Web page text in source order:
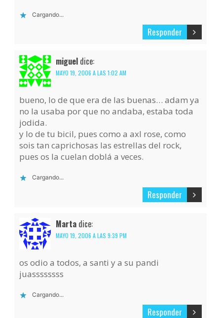
Cargando...
Responder
miguel dice:
MAYO 19, 2006 A LAS 1:02 AM
bueno, lo de que era de las buenas… adam ya
no la usaba por que no andaba, estaba toda
jodida.
y lo de tu bicil, pues como a axl rose, como
sois tan caprichosas las estrellas del rock,
pues os la cuelan doblá a veces.
Cargando...
Responder
Marta dice:
MAYO 19, 2006 A LAS 9:39 PM
os odio a todos, a santi y a su pandi
juassssssss
Cargando...
Responder